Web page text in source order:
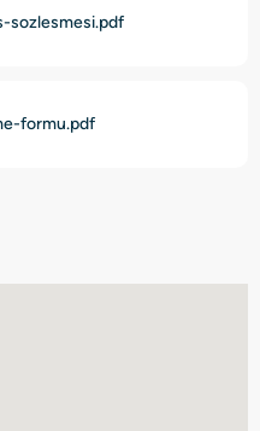
sozlesmesi.pdf
formu.pdf